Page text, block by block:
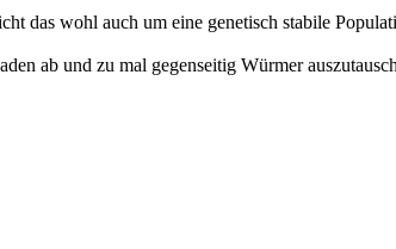
das wohl auch um eine genetisch stabile
ab und zu mal gegenseitig Würmer